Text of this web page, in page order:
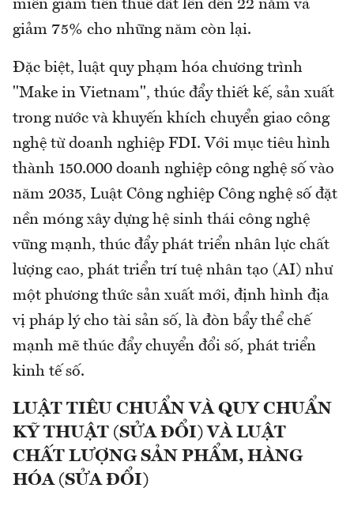
miễn giảm tiền thuê đất lên đến 22 năm và
giảm 75% cho những năm còn lại.
Đặc biệt, luật quy phạm hóa chương trình
"Make in Vietnam", thúc đẩy thiết kế, sản xuất
trong nước và khuyến khích chuyển giao công
nghệ từ doanh nghiệp FDI. Với mục tiêu hình
thành 150.000 doanh nghiệp công nghệ số vào
năm 2035, Luật Công nghiệp Công nghệ số đặt
nền móng xây dựng hệ sinh thái công nghệ
vững mạnh, thúc đẩy phát triển nhân lực chất
lượng cao, phát triển trí tuệ nhân tạo (AI) như
một phương thức sản xuất mới, định hình địa
vị pháp lý cho tài sản số, là đòn bẩy thể chế
mạnh mẽ thúc đẩy chuyển đổi số, phát triển
kinh tế số.
LUẬT TIÊU CHUẨN VÀ QUY CHUẨN
KỸ THUẬT (SỬA ĐỔI) VÀ LUẬT
CHẤT LƯỢNG SẢN PHẨM, HÀNG
HÓA (SỬA ĐỔI)